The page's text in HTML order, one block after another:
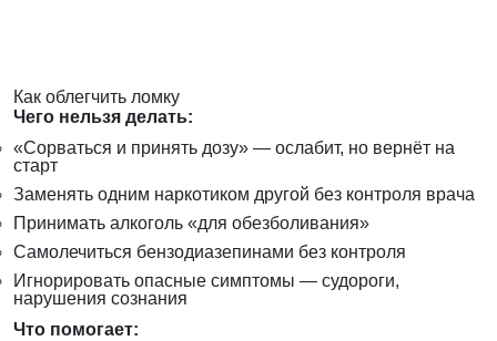
Как облегчить ломку
Чего нельзя делать:
«Сорваться и принять дозу» — ослабит, но вернёт на
старт
Заменять одним наркотиком другой без контроля врача
Принимать алкоголь «для обезболивания»
Самолечиться бензодиазепинами без контроля
Игнорировать опасные симптомы — судороги,
нарушения сознания
Что помогает: